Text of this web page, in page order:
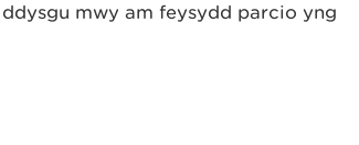
mwy am feysydd parcio yng